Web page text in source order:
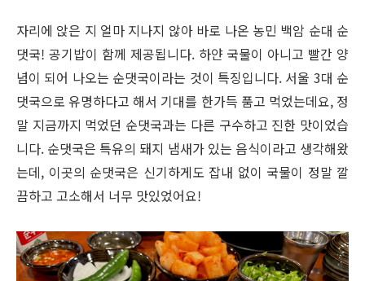
자리에 앉은 지 얼마 지나지 않아 바로 나온 농민 백암 순대 순
댓국! 공기밥이 함께 제공됩니다. 하얀 국물이 아니고 빨간 양
념이 되어 나오는 순댓국이라는 것이 특징입니다. 서울 3대 순
댓국으로 유명하다고 해서 기대를 한가득 품고 먹었는데요, 정
말 지금까지 먹었던 순댓국과는 다른 구수하고 진한 맛이었습
니다. 순댓국은 특유의 돼지 냄새가 있는 음식이라고 생각해왔
는데, 이곳의 순댓국은 신기하게도 잡내 없이 국물이 정말 깔
끔하고 고소해서 너무 맛있었어요!